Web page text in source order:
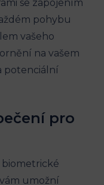
se zapojením
pohybu
vašeho
na vašem
potenciální
pro
umožní